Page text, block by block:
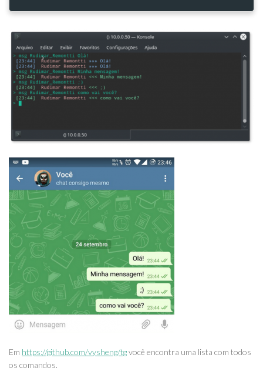
Em https://github.com/vysheng/tgvocê encontra uma lista com todos
os comandos.